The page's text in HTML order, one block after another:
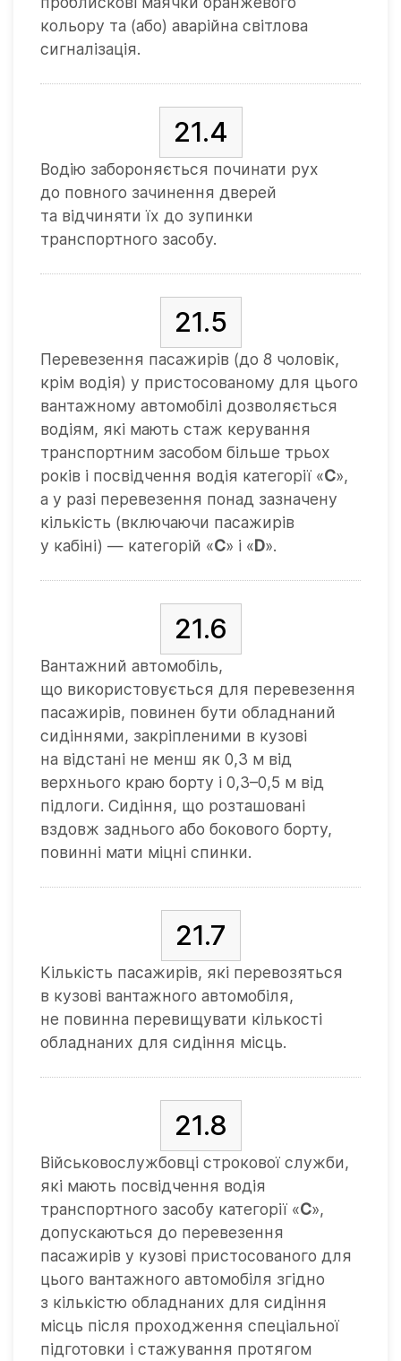
кольору та (або) аварійна світлова
сигналізація.
21.4
Водію забороняється починати рух
до повного зачинення дверей
та відчиняти їх до зупинки
транспортного засобу.
21.5
Перевезення пасажирів (до 8 чоловік,
крім водія) у пристосованому для цього
вантажному автомобілі дозволяється
водіям, які мають стаж керування
транспортним засобом більше трьох
років і посвідчення водія категорії «C»,
а у разі перевезення понад зазначену
кількість (включаючи пасажирів
у кабіні) — категорій «C» і «D».
21.6
Вантажний автомобіль,
що використовується для перевезення
пасажирів, повинен бути обладнаний
сидіннями, закріпленими в кузові
на відстані не менш як 0,3 м від
верхнього краю борту і 0,3–0,5 м від
підлоги. Сидіння, що розташовані
вздовж заднього або бокового борту,
повинні мати міцні спинки.
21.7
Кількість пасажирів, які перевозяться
в кузові вантажного автомобіля,
не повинна перевищувати кількості
обладнаних для сидіння місць.
21.8
Військовослужбовці строкової служби,
які мають посвідчення водія
транспортного засобу категорії «C»,
допускаються до перевезення
пасажирів у кузові пристосованого для
цього вантажного автомобіля згідно
з кількістю обладнаних для сидіння
місць після проходження спеціальної
підготовки і стажування протягом